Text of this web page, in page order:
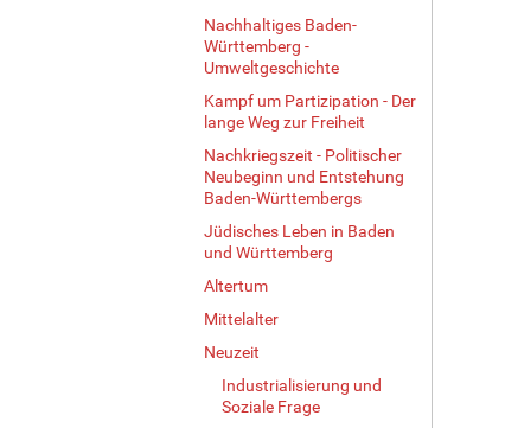
Nachhaltiges Baden-
Württemberg -
Umweltgeschichte
Kampf um Partizipation - Der
lange Weg zur Freiheit
Nachkriegszeit - Politischer
Neubeginn und Entstehung
Baden-Württembergs
Jüdisches Leben in Baden
und Württemberg
Altertum
Mittelalter
Neuzeit
Industrialisierung und
Soziale Frage